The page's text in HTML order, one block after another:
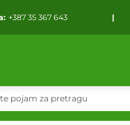
+387 35 367 643 |